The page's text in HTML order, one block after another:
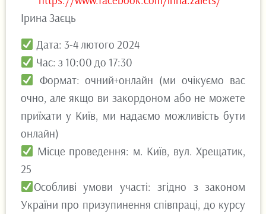
Ірина Заєць
Дата: 3-4 лютого 2024
Час: з 10:00 до 17:30
Формат: очний+онлайн (ми очікуємо вас
очно, але якщо ви закордоном або не можете
приїхати у Київ, ми надаємо можливість бути
онлайн)
Місце проведення: м. Київ, вул. Хрещатик,
25
Особливі умови участі: згідно з законом
України про призупинення співпраці, до курсу